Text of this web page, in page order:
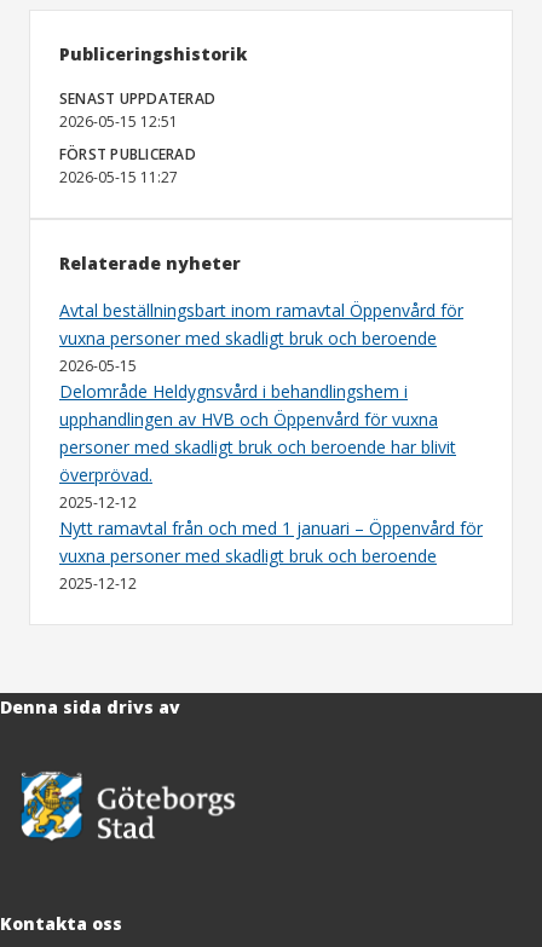
Publiceringshistorik
SENAST UPPDATERAD
2026-05-15 12:51
FÖRST PUBLICERAD
2026-05-15 11:27
Relaterade nyheter
Avtal beställningsbart inom ramavtal Öppenvård för
vuxna personer med skadligt bruk och beroende
2026-05-15
Delområde Heldygnsvård i behandlingshem i
upphandlingen av HVB och Öppenvård för vuxna
personer med skadligt bruk och beroende har blivit
överprövad.
2025-12-12
Nytt ramavtal från och med 1 januari – Öppenvård för
vuxna personer med skadligt bruk och beroende
2025-12-12
Denna sida drivs av
Kontakta oss